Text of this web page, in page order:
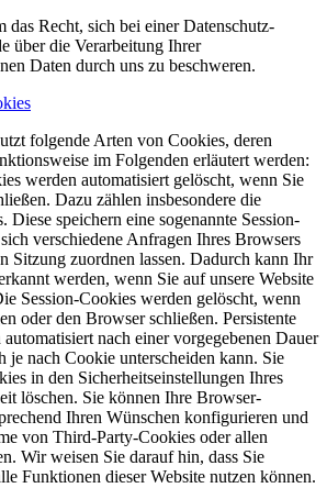
das Recht, sich bei einer Datenschutz-
über die Verarbeitung Ihrer
Daten durch uns zu beschweren.
folgende Arten von Cookies, deren
im Folgenden erläutert werden:
werden automatisiert gelöscht, wenn Sie
Dazu zählen insbesondere die
Diese speichern eine sogenannte Session-
verschiedene Anfragen Ihres Browsers
Sitzung zuordnen lassen. Dadurch kann Ihr
werden, wenn Sie auf unsere Website
Session-Cookies werden gelöscht, wenn
oder den Browser schließen. Persistente
nach einer vorgegebenen Dauer
je nach Cookie unterscheiden kann. Sie
in den Sicherheitseinstellungen Ihres
löschen. Sie können Ihre Browser-
Ihren Wünschen konfigurieren und
von Third-Party-Cookies oder allen
Wir weisen Sie darauf hin, dass Sie
Funktionen dieser Website nutzen können.